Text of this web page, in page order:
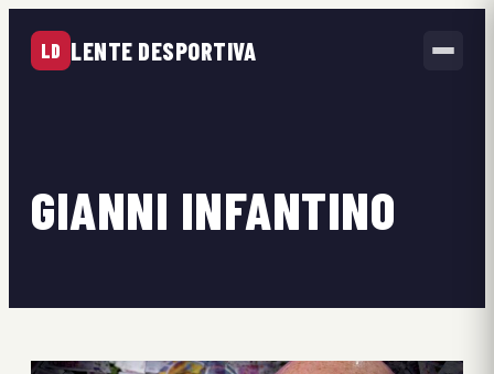
LD LENTE DESPORTIVA
GIANNI INFANTINO